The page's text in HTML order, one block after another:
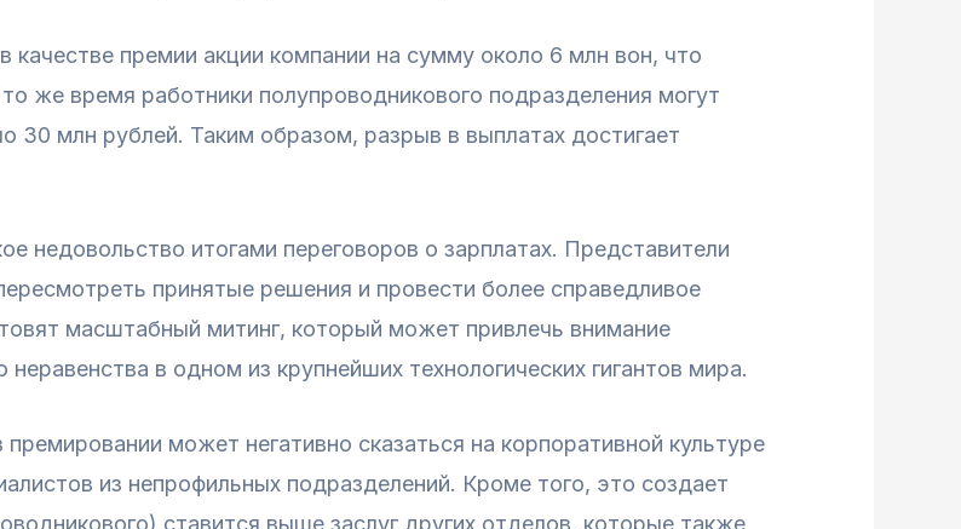
качестве премии акции компании на сумму около 6 млн вон, что
же время работники полупроводникового подразделения могут
млн рублей. Таким образом, разрыв в выплатах достигает
недовольство итогами переговоров о зарплатах. Представители
принятые решения и провести более справедливое
масштабный митинг, который может привлечь внимание
в одном из крупнейших технологических гигантов мира.
может негативно сказаться на корпоративной культуре
из непрофильных подразделений. Кроме того, это создает
ставится выше заслуг других отделов, которые также